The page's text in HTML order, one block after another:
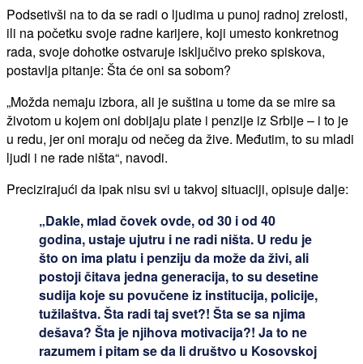
Podsetivši na to da se radi o ljudima u punoj radnoj zrelosti,
ili na početku svoje radne karijere, koji umesto konkretnog
rada, svoje dohotke ostvaruje isključivo preko spiskova,
postavlja pitanje: Šta će oni sa sobom?
„Možda nemaju izbora, ali je suština u tome da se mire sa
životom u kojem oni dobijaju plate i penzije iz Srbije – i to je
u redu, jer oni moraju od nečeg da žive. Međutim, to su mladi
ljudi i ne rade ništa“, navodi.
Precizirajući da ipak nisu svi u takvoj situaciji, opisuje dalje:
„Dakle, mlad čovek ovde, od 30 i od 40
godina, ustaje ujutru i ne radi ništa. U redu je
što on ima platu i penziju da može da živi, ali
postoji čitava jedna generacija, to su desetine
sudija koje su povučene iz institucija, policije,
tužilaštva. Šta radi taj svet?! Šta se sa njima
dešava? Šta je njihova motivacija?! Ja to ne
razumem i pitam se da li društvo u Kosovskoj